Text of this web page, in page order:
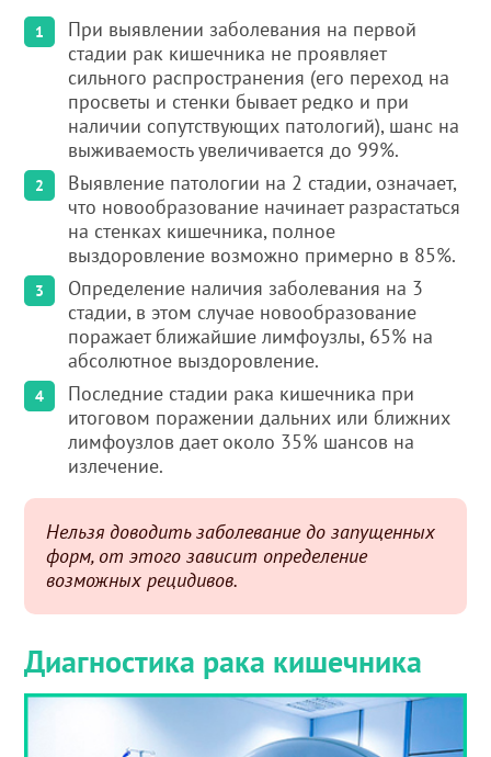
При выявлении заболевания на первой
стадии рак кишечника не проявляет
сильного распространения (его переход на
просветы и стенки бывает редко и при
наличии сопутствующих патологий), шанс на
выживаемость увеличивается до 99%.
Выявление патологии на 2 стадии, означает,
что новообразование начинает разрастаться
на стенках кишечника, полное
выздоровление возможно примерно в 85%.
Определение наличия заболевания на 3
стадии, в этом случае новообразование
поражает ближайшие лимфоузлы, 65% на
абсолютное выздоровление.
Последние стадии рака кишечника при
итоговом поражении дальних или ближних
лимфоузлов дает около 35% шансов на
излечение.
Нельзя доводить заболевание до запущенных
форм, от этого зависит определение
возможных рецидивов.
Диагностика рака кишечника